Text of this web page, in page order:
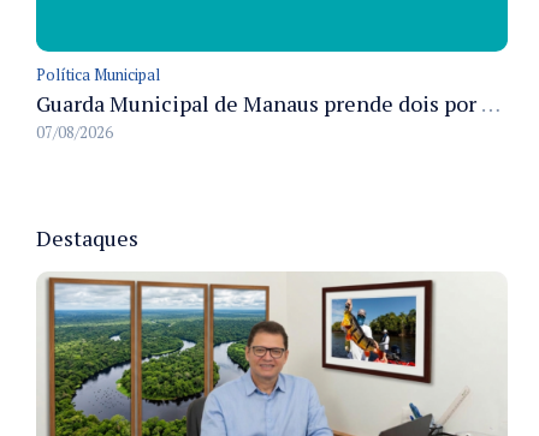
Política Municipal
Guarda Municipal de Manaus prende dois por tráfico e resgata ave silvestre em ações nas zonas Leste e Norte
07/08/2026
Destaques